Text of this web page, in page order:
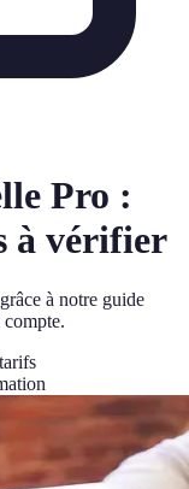
Pro :
à vérifier
à notre guide
compte.
tarifs